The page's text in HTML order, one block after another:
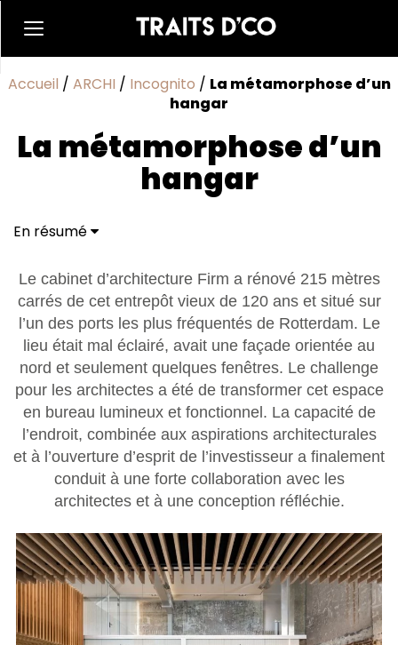
Accueil / ARCHI / Incognito / La métamorphose d’un
hangar
La métamorphose d’un
hangar
En résumé
Le cabinet d’architecture Firm a rénové 215 mètres
carrés de cet entrepôt vieux de 120 ans et situé sur
l’un des ports les plus fréquentés de Rotterdam. Le
lieu était mal éclairé, avait une façade orientée au
nord et seulement quelques fenêtres. Le challenge
pour les architectes a été de transformer cet espace
en bureau lumineux et fonctionnel. La capacité de
l’endroit, combinée aux aspirations architecturales
et à l’ouverture d’esprit de l’investisseur a finalement
conduit à une forte collaboration avec les
architectes et à une conception réfléchie.